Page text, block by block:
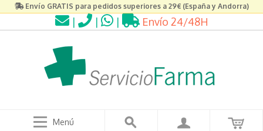
Envío GRATIS para pedidos superiores a 29€ (España y Andorra)
| | | Envío 24/48H
Menú